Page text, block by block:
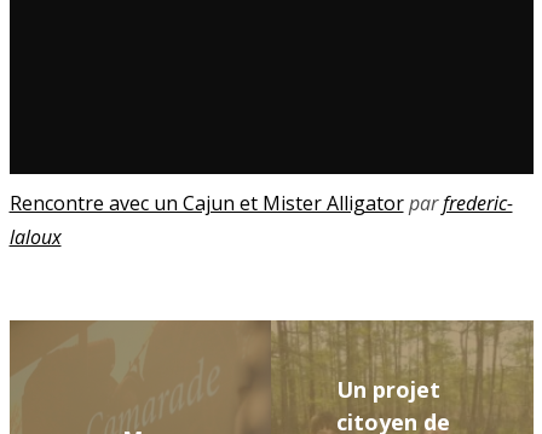
Rencontre avec un Cajun et Mister Alligator parfrederic-
laloux
Un projet
citoyen de